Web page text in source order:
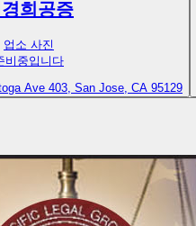
희공증
업소 사진
비중입니다
Ave 403, San Jose, CA 95129